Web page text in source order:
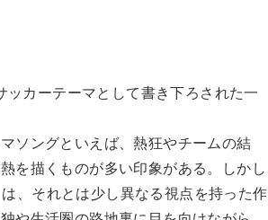
カーテーマとして書き下ろされた一
ソングといえば、熱狂やチームの結
を描くものが多い印象がある。しかし
は、それとは少し異なる視点を持った作